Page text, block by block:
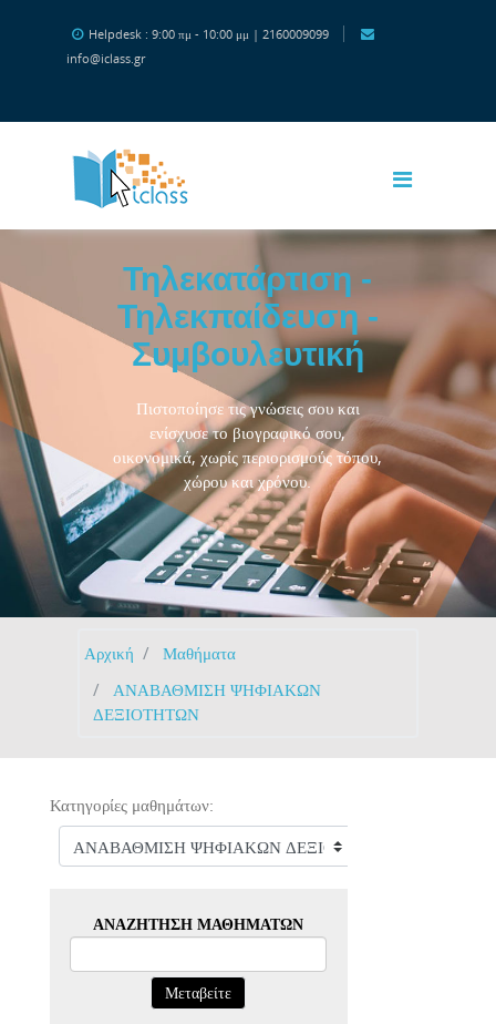
Helpdesk : 9:00 πμ - 10:00 μμ | 2160009099
info@iclass.gr
Τηλεκατάρτιση -
Τηλεκπαίδευση -
Συμβουλευτική
Πιστοποίησε τις γνώσεις σου και
ενίσχυσε το βιογραφικό σου,
οικονομικά, χωρίς περιορισμούς τόπου,
χώρου και χρόνου.
Αρχική
Μαθήματα
ΑΝΑΒΑΘΜΙΣΗ ΨΗΦΙΑΚΩΝ
ΔΕΞΙΟΤΗΤΩΝ
Κατηγορίες μαθημάτων:
ΑΝΑΖΉΤΗΣΗ ΜΑΘΗΜΆΤΩΝ
Μεταβείτε